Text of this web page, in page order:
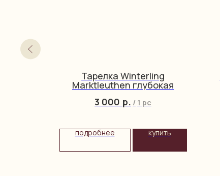
Тарелка Winterling
Marktleuthen глубокая
3 000 р. / 1 pc
подробнее купить